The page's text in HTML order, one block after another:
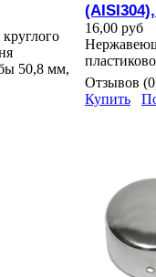
50,8 мм,
16,00 руб
Отзывов
Купить